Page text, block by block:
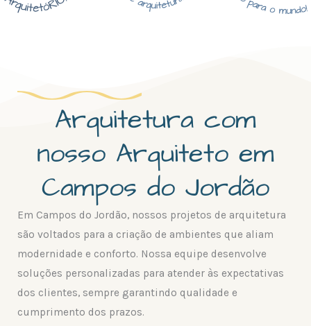
Arquitetura com
nosso Arquiteto em
Campos do Jordão
Em Campos do Jordão, nossos projetos de arquitetura
são voltados para a criação de ambientes que aliam
modernidade e conforto. Nossa equipe desenvolve
soluções personalizadas para atender às expectativas
dos clientes, sempre garantindo qualidade e
cumprimento dos prazos.